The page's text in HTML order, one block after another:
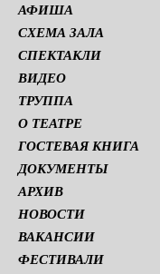
АФИША
СХЕМА ЗАЛА
СПЕКТАКЛИ
ВИДЕО
ТРУППА
О ТЕАТРЕ
ГОСТЕВАЯ КНИГА
ДОКУМЕНТЫ
АРХИВ
НОВОСТИ
ВАКАНСИИ
ФЕСТИВАЛИ